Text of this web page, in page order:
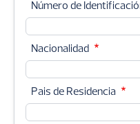
Número de
Nacionalidad
Pais de Residencia